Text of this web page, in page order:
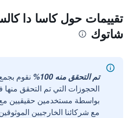
تقييمات حول كاسا دا
شاتوك
تم التحقق منه 100%
نقوم
الحجوزات التي تم التحقق منها
مع شركائنا الخارجيين